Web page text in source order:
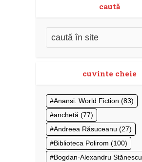
caută
cuvinte cheie
Anansi. World Fiction (83)
anchetă (77)
Andreea Răsuceanu (27)
Biblioteca Polirom (100)
Bogdan-Alexandru Stănescu